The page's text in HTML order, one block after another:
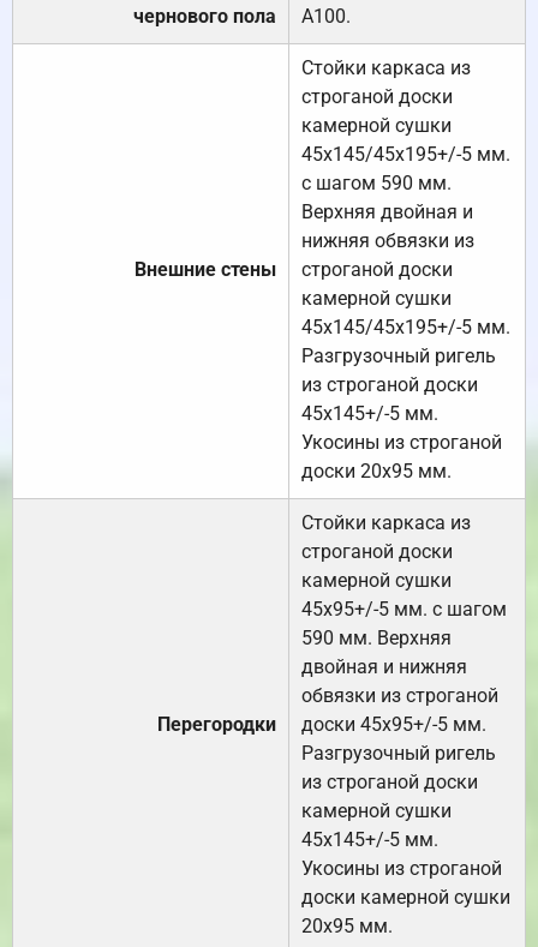
чернового пола
А100.
Внешние стены
Стойки каркаса из
строганой доски
камерной сушки
45х145/45х195+/-5 мм.
с шагом 590 мм.
Верхняя двойная и
нижняя обвязки из
строганой доски
камерной сушки
45х145/45х195+/-5 мм.
Разгрузочный ригель
из строганой доски
45х145+/-5 мм.
Укосины из строганой
доски 20х95 мм.
Перегородки
Стойки каркаса из
строганой доски
камерной сушки
45х95+/-5 мм. с шагом
590 мм. Верхняя
двойная и нижняя
обвязки из строганой
доски 45х95+/-5 мм.
Разгрузочный ригель
из строганой доски
камерной сушки
45х145+/-5 мм.
Укосины из строганой
доски камерной сушки
20х95 мм.